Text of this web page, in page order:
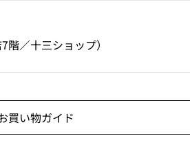
／十三ショップ）
買い物ガイド